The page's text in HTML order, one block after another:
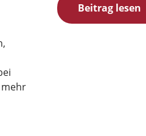
Beitrag lesen